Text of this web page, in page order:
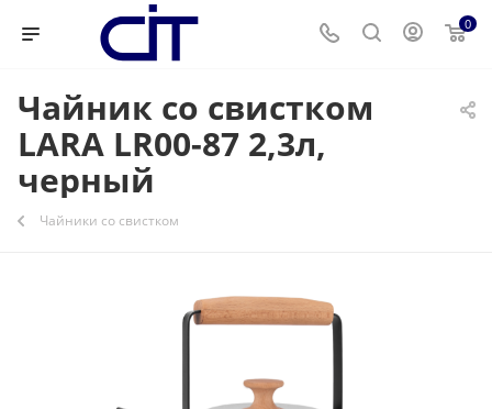
0
Чайник со свистком
LARA LR00-87 2,3л,
черный
Чайники со свистком